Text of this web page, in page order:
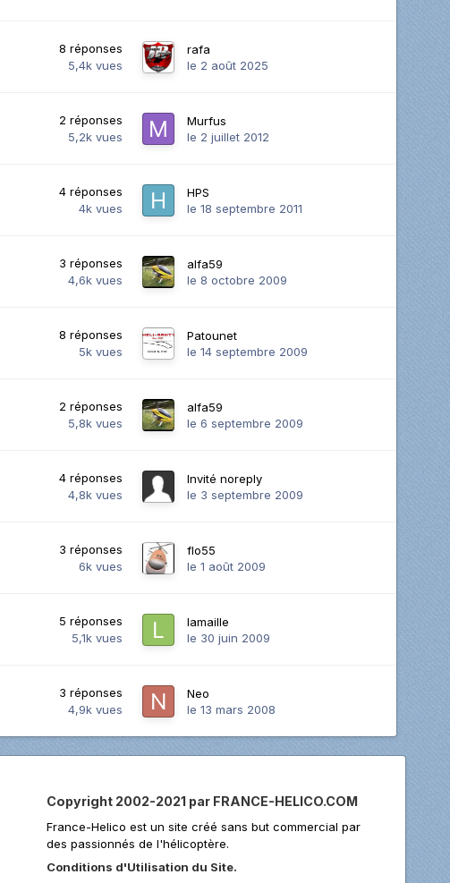
8 réponses
5,4k vues
rafa
le 2 août 2025
2 réponses
5,2k vues
Murfus
le 2 juillet 2012
4 réponses
4k vues
HPS
le 18 septembre 2011
3 réponses
4,6k vues
alfa59
le 8 octobre 2009
8 réponses
5k vues
Patounet
le 14 septembre 2009
2 réponses
5,8k vues
alfa59
le 6 septembre 2009
4 réponses
4,8k vues
Invité noreply
le 3 septembre 2009
3 réponses
6k vues
flo55
le 1 août 2009
5 réponses
5,1k vues
lamaille
le 30 juin 2009
3 réponses
4,9k vues
Neo
le 13 mars 2008
Copyright 2002-2021 par FRANCE-HELICO.COM
France-Helico est un site créé sans but commercial par
des passionnés de l'hélicoptère.
Conditions d'Utilisation du Site.